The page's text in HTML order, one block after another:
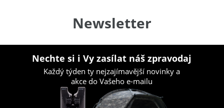
Newsletter
Nechte si i Vy zasílat náš zpravodaj
Každý týden ty nejzajímavější novinky a
akce do Vašeho e-mailu